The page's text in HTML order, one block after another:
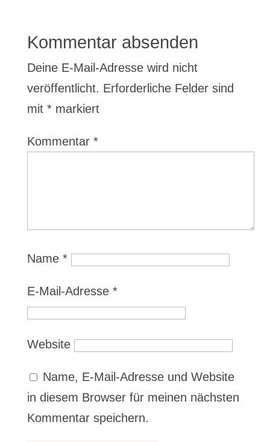
Kommentar absenden
Deine E-Mail-Adresse wird nicht
veröffentlicht. Erforderliche Felder sind
mit *markiert
Kommentar *
Name *
E-Mail-Adresse *
Website
Name, E-Mail-Adresse und Website
in diesem Browser für meinen nächsten
Kommentar speichern.